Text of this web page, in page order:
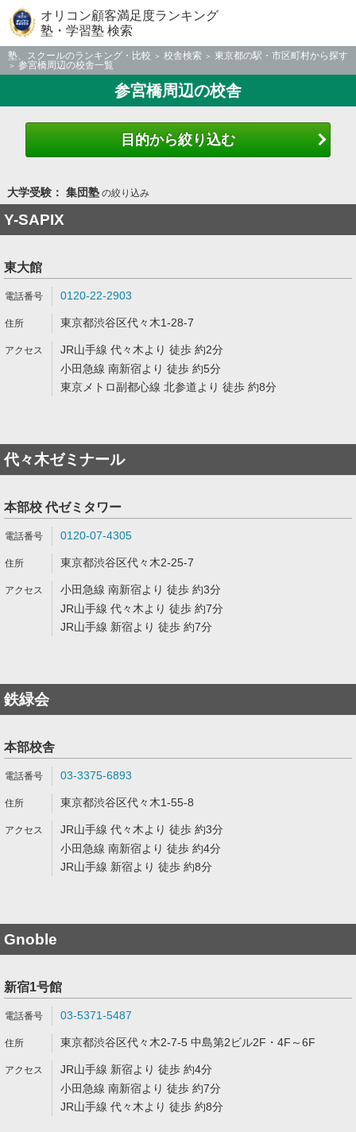
オリコン顧客満足度ランキング
塾・学習塾 検索
塾、スクールのランキング・比較 校舎検索
東京都の駅・市区町村から探す
参宮橋周辺の校舎一覧
参宮橋周辺の校舎
目的から絞り込む
大学受験： 集団塾の絞り込み
Y-SAPIX
東大館
0120-22-2903
東京都渋谷区代々木1-28-7
JR山手線 代々木より 徒歩 約2分
小田急線 南新宿より 徒歩 約5分
東京メトロ副都心線 北参道より 徒歩 約8分
代々木ゼミナール
本部校 代ゼミタワー
0120-07-4305
東京都渋谷区代々木2-25-7
小田急線 南新宿より 徒歩 約3分
JR山手線 代々木より 徒歩 約7分
JR山手線 新宿より 徒歩 約7分
鉄緑会
本部校舎
03-3375-6893
東京都渋谷区代々木1-55-8
JR山手線 代々木より 徒歩 約3分
小田急線 南新宿より 徒歩 約4分
JR山手線 新宿より 徒歩 約8分
Gnoble
新宿1号館
03-5371-5487
東京都渋谷区代々木2-7-5 中島第2ビル2F・4F～6F
JR山手線 新宿より 徒歩 約4分
小田急線 南新宿より 徒歩 約7分
JR山手線 代々木より 徒歩 約8分